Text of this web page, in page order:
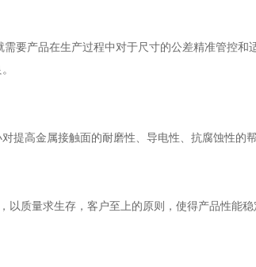
需要产品在生产过程中对于尺寸的公差精准管控和
对提高金属接触面的耐磨性、导电性、抗腐蚀性的
以质量求生存，客户至上的原则，使得产品性能稳